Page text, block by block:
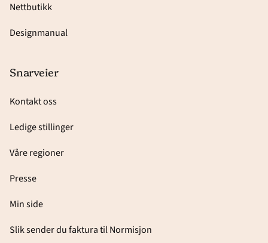
Nettbutikk
Designmanual
Snarveier
Kontakt oss
Ledige stillinger
Våre regioner
Presse
Min side
Slik sender du faktura til Normisjon